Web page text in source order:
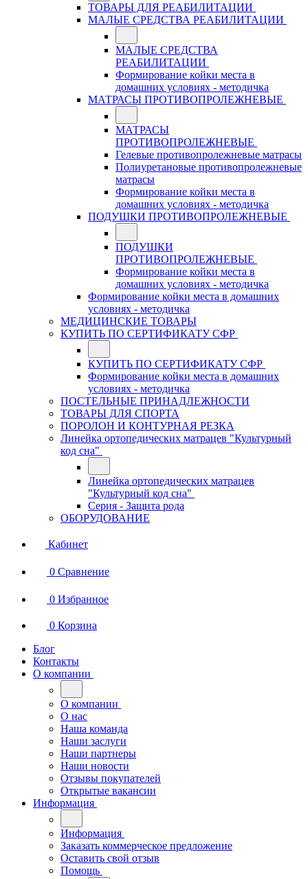
ТОВАРЫ ДЛЯ РЕАБИЛИТАЦИИ
МАЛЫЕ СРЕДСТВА РЕАБИЛИТАЦИИ
МАЛЫЕ СРЕДСТВА
РЕАБИЛИТАЦИИ
Формирование койки места в
домашних условиях - методичка
МАТРАСЫ ПРОТИВОПРОЛЕЖНЕВЫЕ
МАТРАСЫ
ПРОТИВОПРОЛЕЖНЕВЫЕ
Гелевые противопролежневые матрасы
Полиуретановые противопролежневые
матрасы
Формирование койки места в
домашних условиях - методичка
ПОДУШКИ ПРОТИВОПРОЛЕЖНЕВЫЕ
ПОДУШКИ
ПРОТИВОПРОЛЕЖНЕВЫЕ
Формирование койки места в
домашних условиях - методичка
Формирование койки места в домашних
условиях - методичка
МЕДИЦИНСКИЕ ТОВАРЫ
КУПИТЬ ПО СЕРТИФИКАТУ СФР
КУПИТЬ ПО СЕРТИФИКАТУ СФР
Формирование койки места в домашних
условиях - методичка
ПОСТЕЛЬНЫЕ ПРИНАДЛЕЖНОСТИ
ТОВАРЫ ДЛЯ СПОРТА
ПОРОЛОН И КОНТУРНАЯ РЕЗКА
Линейка ортопедических матрацев "Культурный
код сна"
Линейка ортопедических матрацев
"Культурный код сна"
Серия - Защита рода
ОБОРУДОВАНИЕ
Кабинет
0 Сравнение
0 Избранное
0 Корзина
Блог
Контакты
О компании
О компании
О нас
Наша команда
Наши заслуги
Наши партнеры
Наши новости
Отзывы покупателей
Открытые вакансии
Информация
Информация
Заказать коммерческое предложение
Оставить свой отзыв
Помощь